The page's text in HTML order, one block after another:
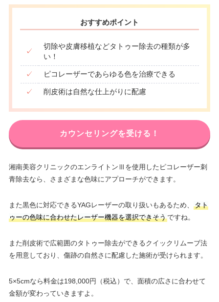
おすすめポイント
✓
切除や皮膚移植などタトゥー除去の種類が多
い！
✓ ピコレーザーであらゆる色を治療できる
✓ 削皮術は自然な仕上がりに配慮
カウンセリングを受ける！
湘南美容クリニックのエンライトンⅢを使用したピコレーザー刺
青除去なら、さまざまな色味にアプローチができます。
また黒色に対応できるYAGレーザーの取り扱いもあるため、
タト
ゥーの色味に合わせたレーザー機器を選択できそうですね。
また削皮術で広範囲のタトゥー除去ができるクイックリムーブ法
を用意しており、傷跡の自然さに配慮した施術が受けられます。
5×5cmなら料金は198,000円（税込）で、面積の広さに合わせて
金額が変わっていきますよ。